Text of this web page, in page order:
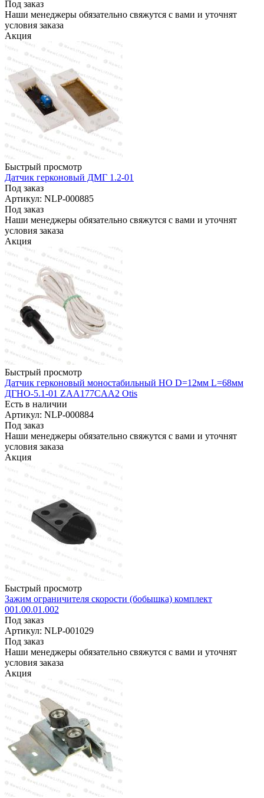
Под заказ
Наши менеджеры обязательно свяжутся с вами и уточнят
условия заказа
Акция
Быстрый просмотр
Датчик герконовый ДМГ 1.2-01
Под заказ
Артикул: NLP-000885
Под заказ
Наши менеджеры обязательно свяжутся с вами и уточнят
условия заказа
Акция
Быстрый просмотр
Датчик герконовый моностабильный НО D=12мм L=68мм
ДГНО-5.1-01 ZAA177CAA2 Otis
Есть в наличии
Артикул: NLP-000884
Под заказ
Наши менеджеры обязательно свяжутся с вами и уточнят
условия заказа
Акция
Быстрый просмотр
Зажим ограничителя скорости (бобышка) комплект
001.00.01.002
Под заказ
Артикул: NLP-001029
Под заказ
Наши менеджеры обязательно свяжутся с вами и уточнят
условия заказа
Акция